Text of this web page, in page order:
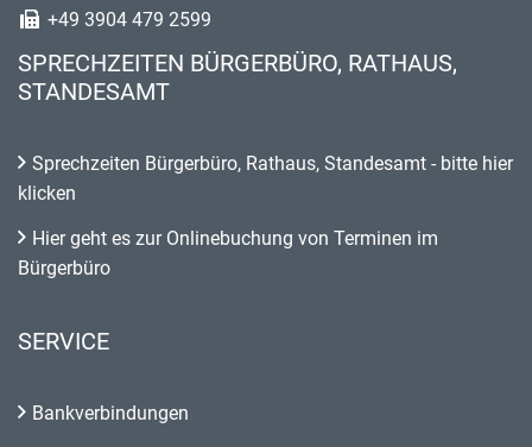
+49 3904 479 2599
SPRECHZEITEN BÜRGERBÜRO, RATHAUS,
STANDESAMT
Sprechzeiten Bürgerbüro, Rathaus, Standesamt - bitte hier
klicken
Hier geht es zur Onlinebuchung von Terminen im
Bürgerbüro
SERVICE
Bankverbindungen